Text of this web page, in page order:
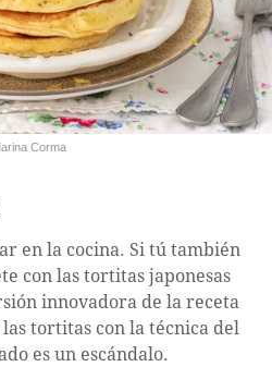
Corma
en la cocina. Si tú también
con las tortitas japonesas
innovadora de la receta
tortitas con la técnica del
es un escándalo.